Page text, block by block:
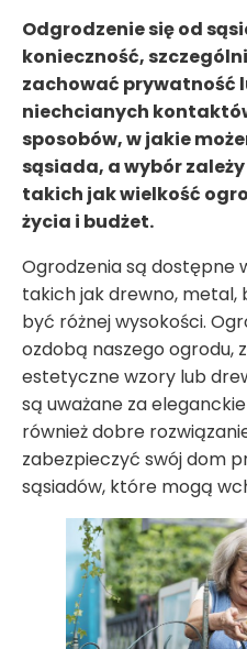
Odgrodzenie się od
konieczność,
zachować prywatność
niechcianych
sposobów, w jakie
sąsiada, a wybór
takich jak wielkość
życia i budżet.
Ogrodzenia są dostępne
takich jak drewno, metal,
być różnej wysokości.
ozdobą naszego ogrodu,
estetyczne wzory lub
są uważane za
również dobre
zabezpieczyć swój dom
sąsiadów, które mogą